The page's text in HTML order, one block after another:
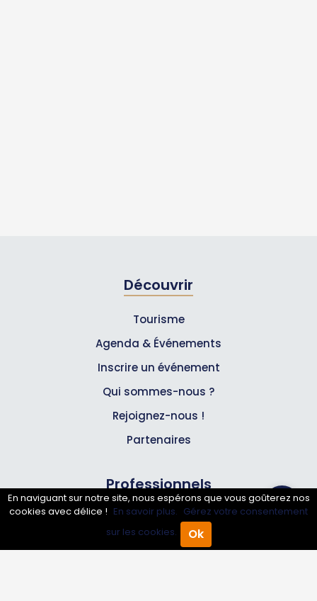
Annuaire Pro Agenda
Découvrir
Tourisme
Agenda & Événements
Inscrire un événement
Qui sommes-nous ?
Rejoignez-nous !
Partenaires
Professionnels
Annuaire pro
Inscrire mon entreprise
En naviguant sur notre site, nous espérons que vous goûterez nos
cookies avec délice ! En savoir plus. Gérez votre consentement
sur les cookies.
Ok